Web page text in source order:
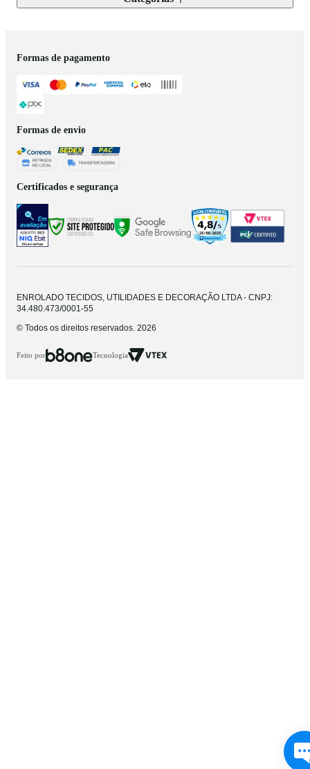
Formas de pagamento
Formas de envio
Certificados e segurança
ENROLADO TECIDOS, UTILIDADES E DECORAÇÃO LTDA - CNPJ:
34.480.473/0001-55
© Todos os direitos reservados. 2026
Feito por Tecnologia